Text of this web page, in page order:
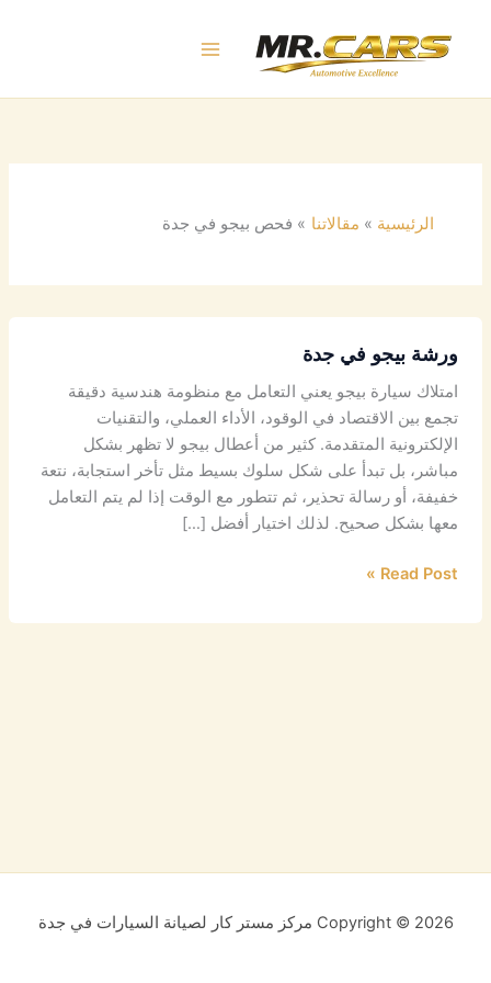
المحتوى
الرئيسية مقالاتنا فحص بيجو في جدة
ورشة بيجو في جدة
امتلاك سيارة بيجو يعني التعامل مع منظومة هندسية دقيقة
تجمع بين الاقتصاد في الوقود، الأداء العملي، والتقنيات
الإلكترونية المتقدمة. كثير من أعطال بيجو لا تظهر بشكل
مباشر، بل تبدأ على شكل سلوك بسيط مثل تأخر استجابة، نتعة
خفيفة، أو رسالة تحذير، ثم تتطور مع الوقت إذا لم يتم التعامل
معها بشكل صحيح. لذلك اختيار أفضل […]
Read Post »
Copyright © 2026 مركز مستر كار لصيانة السيارات في جدة